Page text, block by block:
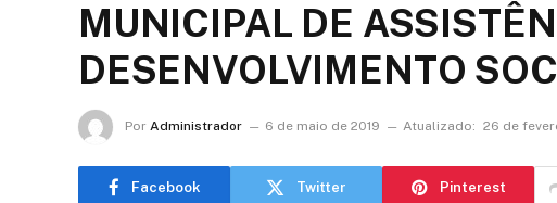
MUNICIPAL DE
DESENVOLVIMENTO
Por Administrador 6 de maio de 2019 Atualizado: 26 de
Facebook Twitter Pinterest